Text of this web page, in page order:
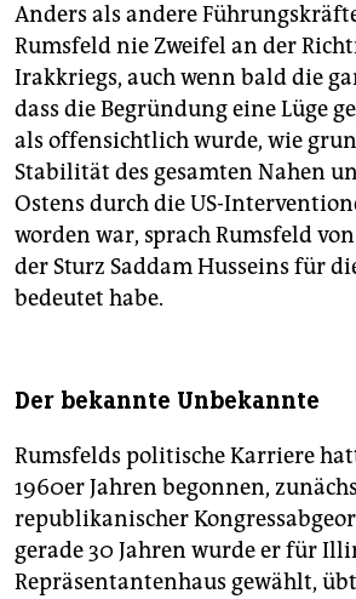
Anders als andere
Rumsfeld nie Zweifel an der
Irakkriegs, auch wenn bald die
dass die Begründung eine Lüge
als offensichtlich wurde, wie
Stabilität des gesamten Nahen
Ostens durch die US-
worden war, sprach Rumsfeld
der Sturz Saddam Husseins für
bedeutet habe.
Der bekannte Unbekannte
Rumsfelds politische Karriere
1960er Jahren begonnen,
republikanischer
gerade 30 Jahren wurde er für
Repräsentantenhaus gewählt,